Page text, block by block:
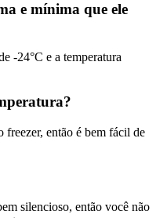
e mínima que ele
-24°C e a temperatura
freezer, então é bem fácil de
silencioso, então você não